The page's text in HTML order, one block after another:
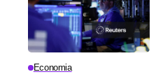
Economia